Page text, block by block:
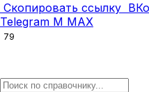
Скопировать ссылку
Telegram M MAX
79